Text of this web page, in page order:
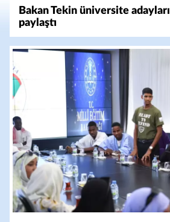
Bakan Tekin üniversite
paylaştı